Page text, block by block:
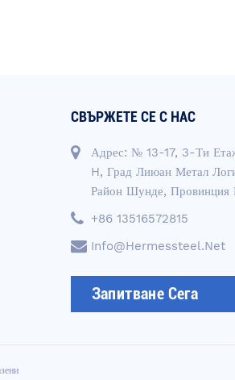
СВЪРЖЕТЕ СЕ С НАС
Адрес: № 13-17, 3-Ти
H, Град Лиюан Метал
Район Шунде, Провинция
+86 13516572815
Info@hermessteel.net
Запитване Сега